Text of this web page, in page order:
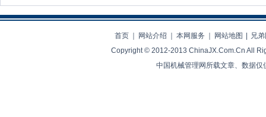
首页 ｜ 网站介绍 ｜ 本网服务 ｜ 网站地图 | 兄
Copyright © 2012-2013 ChinaJX.Com.Cn All
中国机械管理网所载文章、数据